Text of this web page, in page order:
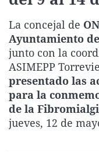
La concejal de
Ayuntamiento
junto con la
ASIMEPP
presentado las
para la
de la
jueves, 12 de